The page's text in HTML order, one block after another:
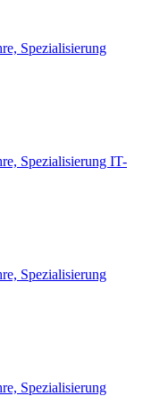
Spezialisierung
Spezialisierung IT-
Spezialisierung
Spezialisierung